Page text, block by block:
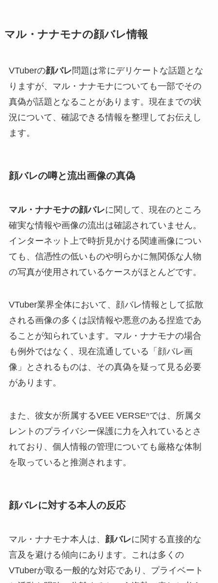
マル・ナナモナの顔バレ情報
VTuberの顔バレ問題は常にデリケートな話題とな
りますが、マル・ナナモナについても一部でその
真偽が話題となることがあります。現在までの状
況について、確認できる情報を整理してお伝えし
ます。
顔バレの噂と流出画像の真偽
マル・ナナモナの顔バレに関して、現在のところ
確実な情報や画像の流出は確認されていません。
インターネット上で時折見かける関連画像につい
ても、信憑性の低いものや明らかに無関係な人物
の写真が使用されているケースがほとんどです。
VTuber業界全体において、顔バレ情報として拡散
される画像の多くは誤情報や悪意のある捏造であ
ることが知られています。マル・ナナモナの場合
も例外ではなく、現在流通している「顔バレ画
像」とされるものは、その真偽を疑って見る必要
があります。
また、彼女が所属するVEE VERSEⁿでは、所属タ
レントのプライバシー保護に力を入れているとさ
れており、個人情報の管理についても厳格な体制
を取っていると推測されます。
顔バレに対する本人の反応
マル・ナナモナ本人は、 顔バレに関する直接的な
言及を避ける傾向にあります。これは多くの
VTuberが取る一般的な対応であり、プライベート